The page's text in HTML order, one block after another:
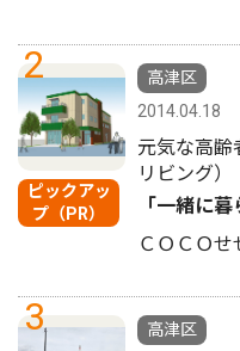
2
ピックアッ
プ（PR）
高津区
2014.04.18
元気な高齢
リビング
「一緒に
ＣＯＣＯ
3
高津区